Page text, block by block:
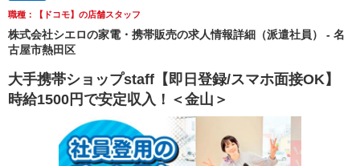
職種：【ドコモ】の店舗スタッフ
株式会社シエロの家電・携帯販売の求人情報詳細（派遣社員） - 名
古屋市熱田区
大手携帯ショップstaff【即日登録/スマホ面接OK】
時給1500円で安定収入！＜金山＞